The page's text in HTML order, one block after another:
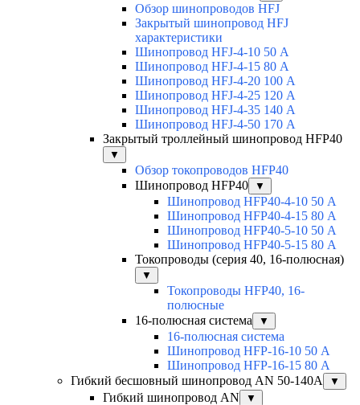
Обзор шинопроводов HFJ
Закрытый шинопровод HFJ
характеристики
Шинопровод HFJ-4-10 50 А
Шинопровод HFJ-4-15 80 А
Шинопровод HFJ-4-20 100 А
Шинопровод HFJ-4-25 120 А
Шинопровод HFJ-4-35 140 А
Шинопровод HFJ-4-50 170 А
Закрытый троллейный шинопровод HFP40
▼
Обзор токопроводов HFP40
Шинопровод HFP40
▼
Шинопровод HFP40-4-10 50 А
Шинопровод HFP40-4-15 80 А
Шинопровод HFP40-5-10 50 А
Шинопровод HFP40-5-15 80 А
Токопроводы (серия 40, 16-полюсная)
▼
Токопроводы HFP40, 16-
полюсные
16-полюсная система
▼
16-полюсная система
Шинопровод HFP-16-10 50 А
Шинопровод HFP-16-15 80 А
Гибкий бесшовный шинопровод AN 50-140А
▼
Гибкий шинопровод AN ▼